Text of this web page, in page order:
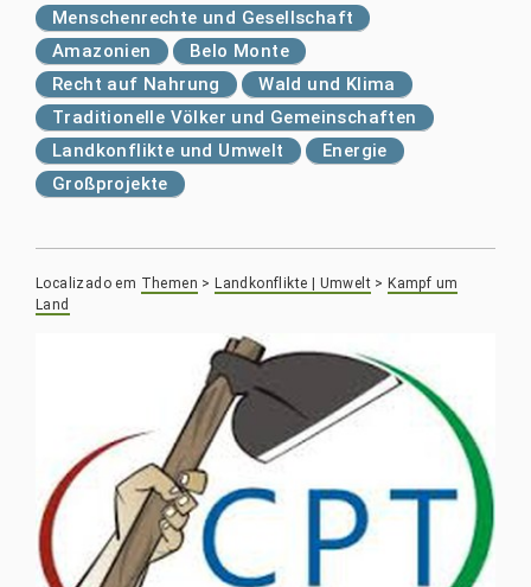
Menschenrechte und Gesellschaft
Amazonien
Belo Monte
Recht auf Nahrung
Wald und Klima
Traditionelle Völker und Gemeinschaften
Landkonflikte und Umwelt
Energie
Großprojekte
Localizado em Themen >Landkonflikte | Umwelt >Kampf um
Land